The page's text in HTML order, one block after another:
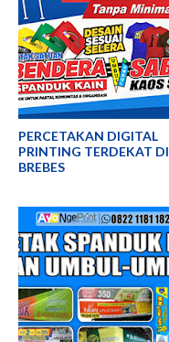
PERCETAKAN DIGITAL
PRINTING TERDEKAT DI
BREBES